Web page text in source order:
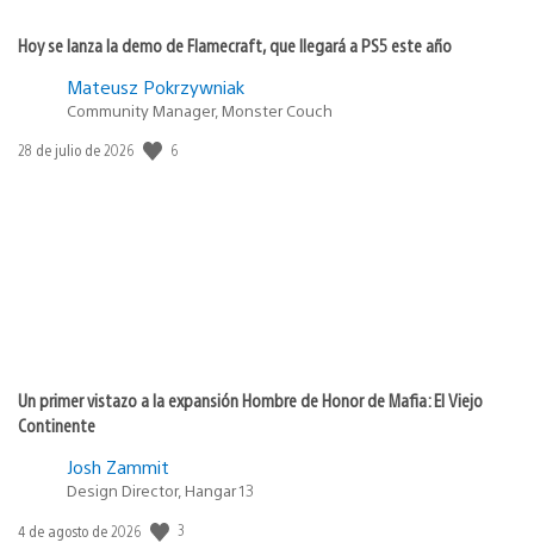
Hoy se lanza la demo de Flamecraft, que llegará a PS5 este año
Mateusz Pokrzywniak
Community Manager, Monster Couch
Fecha
28 de julio de 2026 6
Un primer vistazo a la expansión Hombre de Honor de Mafia: El Viejo
Continente
Josh Zammit
Design Director, Hangar 13
Fecha
4 de agosto de 2026 3